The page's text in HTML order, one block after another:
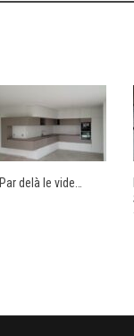
Par delà le vide…